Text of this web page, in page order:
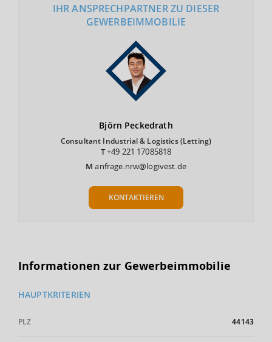
IHR ANSPRECHPARTNER ZU DIESER
GEWERBEIMMOBILIE
Björn Peckedrath
Consultant Industrial & Logistics (Letting)
T+49 221 17085818
Manfrage.nrw@logivest.de
KONTAKTIEREN
Informationen zur Gewerbeimmobilie
HAUPTKRITERIEN
PLZ 44143